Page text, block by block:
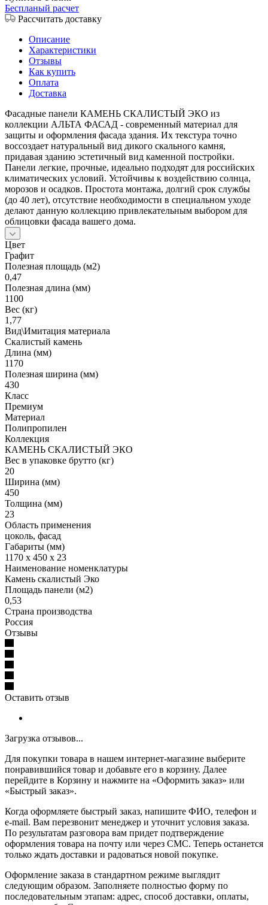
Беспланый расчет
Рассчитать доставку
Описание
Характеристики
Отзывы
Как купить
Оплата
Доставка
Фасадные панели КАМЕНЬ СКАЛИСТЫЙ ЭКО из
коллекции АЛЬТА ФАСАД - современный материал для
защиты и оформления фасада здания. Их текстура точно
воссоздает натуральный вид дикого скального камня,
придавая зданию эстетичный вид каменной постройки.
Панели легкие, прочные, идеально подходят для российских
климатических условий. Устойчивы к воздействию солнца,
морозов и осадков. Простота монтажа, долгий срок службы
(до 40 лет), отсутствие необходимости в специальном уходе
делают данную коллекцию привлекательным выбором для
облицовки фасада вашего дома.
Цвет
Графит
Полезная площадь (м2)
0,47
Полезная длина (мм)
1100
Вес (кг)
1,77
Вид\Имитация материала
Скалистый камень
Длина (мм)
1170
Полезная ширина (мм)
430
Класс
Премиум
Материал
Полипропилен
Коллекция
КАМЕНЬ СКАЛИСТЫЙ ЭКО
Вес в упаковке брутто (кг)
20
Ширина (мм)
450
Толщина (мм)
23
Область применения
цоколь, фасад
Габариты (мм)
1170 x 450 x 23
Наименование номенклатуры
Камень скалистый Эко
Площадь панели (м2)
0,53
Страна производства
Россия
Отзывы
Оставить отзыв
Загрузка отзывов...
Для покупки товара в нашем интернет-магазине выберите
понравившийся товар и добавьте его в корзину. Далее
перейдите в Корзину и нажмите на «Оформить заказ» или
«Быстрый заказ».
Когда оформляете быстрый заказ, напишите ФИО, телефон и
e-mail. Вам перезвонит менеджер и уточнит условия заказа.
По результатам разговора вам придет подтверждение
оформления товара на почту или через СМС. Теперь останется
только ждать доставки и радоваться новой покупке.
Оформление заказа в стандартном режиме выглядит
следующим образом. Заполняете полностью форму по
последовательным этапам: адрес, способ доставки, оплаты,